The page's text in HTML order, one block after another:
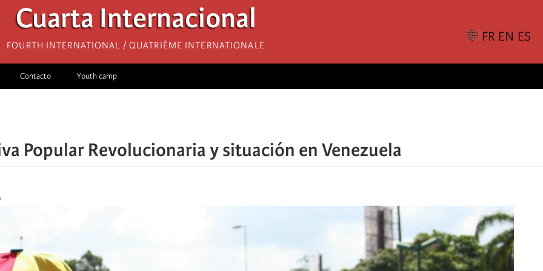
Cuarta Internacional
Fourth International / Quatrième internationale
Contacto Youth camp
Popular Revolucionaria y situación en Venezuela